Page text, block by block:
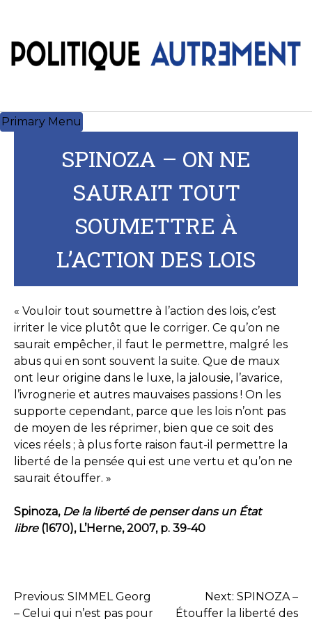
content
Primary Menu
SPINOZA – ON NE
SAURAIT TOUT
SOUMETTRE À
L’ACTION DES LOIS
« Vouloir tout soumettre à l’action des lois, c’est
irriter le vice plutôt que le corriger. Ce qu’on ne
saurait empêcher, il faut le permettre, malgré les
abus qui en sont souvent la suite. Que de maux
ont leur origine dans le luxe, la jalousie, l’avarice,
l’ivrognerie et autres mauvaises passions ! On les
supporte cependant, parce que les lois n’ont pas
de moyen de les réprimer, bien que ce soit des
vices réels ; à plus forte raison faut-il permettre la
liberté de la pensée qui est une vertu et qu’on ne
saurait étouffer. »
Spinoza, De la liberté de penser dans un État
libre(1670), L’Herne, 2007, p. 39-40
NAVIGATION
Previous: SIMMEL Georg
– Celui qui n’est pas pour
Next: SPINOZA –
Étouffer la liberté des